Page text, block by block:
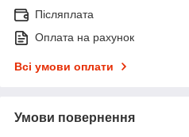
Післяплата
Оплата на рахунок
Всі умови оплати
Умови повернення